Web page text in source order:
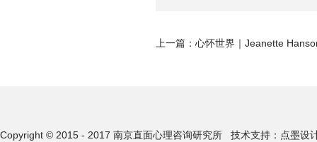
上一篇： 心怀世界｜Jeanette
Copyright © 2015 - 2017 南京直面心理咨询研究所 技术支持：点墨设